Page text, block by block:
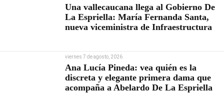
Una vallecaucana llega al Gobierno De
La Espriella: María Fernanda Santa,
nueva viceministra de Infraestructura
viernes 7 de agosto, 2026
Ana Lucía Pineda: vea quién es la
discreta y elegante primera dama que
acompaña a Abelardo De La Espriella